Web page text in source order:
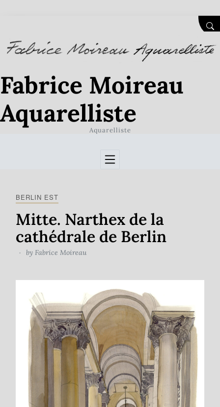
Fabrice Moireau
Aquarelliste
Aquarelliste
BERLIN EST
Mitte. Narthex de la
cathédrale de Berlin
by Fabrice Moireau